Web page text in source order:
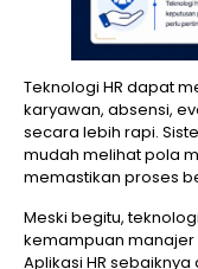
Teknologi HR dapat
karyawan, absensi,
secara lebih rapi.
mudah melihat pola
memastikan proses
Meski begitu,
kemampuan
Aplikasi HR